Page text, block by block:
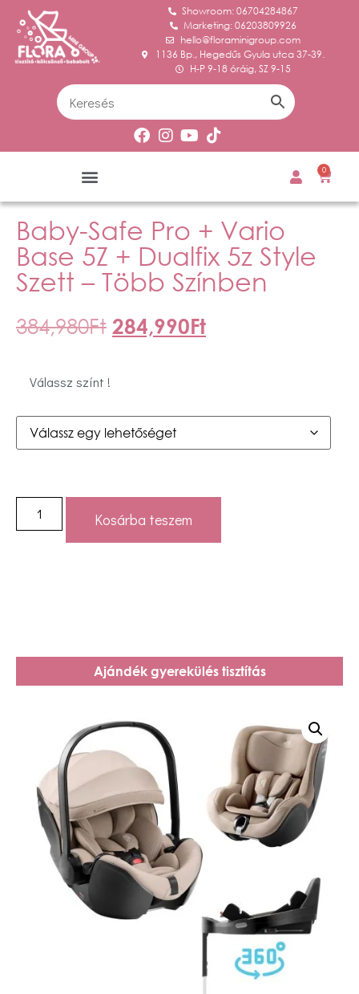
Showroom: 06704284867
Marketing: 06203809926
hello@floraminigroup.com
1136 Bp., Hegedűs Gyula utca 37-39.
H-P 9-18 óráig, SZ 9-15
0
Baby-Safe Pro + Vario
Base 5Z + Dualfix 5z Style
Szett – Több Színben
384,980Ft 284,990Ft
Válassz színt !
Kosárba teszem
Ajándék gyerekülés tisztítás